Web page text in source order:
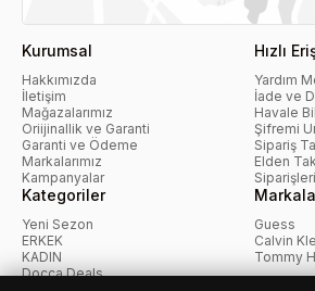
Kurumsal
Hakkımızda
İletişim
Mağazalarımız
Oriijinallik ve Garanti
Garanti ve Ödeme
Markalarımız
Kampanyalar
Hızlı
Yardım
İade ve
Havale
Şifremi
Sipariş
Elden
Kategoriler
Yeni Sezon
ERKEK
KADIN
Docca Deals
Guess
Calvin
Tommy